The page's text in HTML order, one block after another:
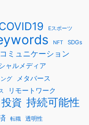
Eスポーツ
NFT
SDGs
コミュニケーション
ャルメディア
グ メタバース
リモートワーク
投資 持続可能性
転職 透明性